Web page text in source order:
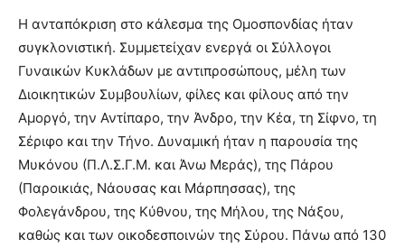
Η ανταπόκριση στο κάλεσμα της Ομοσπονδίας ήταν
συγκλονιστική. Συμμετείχαν ενεργά οι Σύλλογοι
Γυναικών Κυκλάδων με αντιπροσώπους, μέλη των
Διοικητικών Συμβουλίων, φίλες και φίλους από την
Αμοργό, την Αντίπαρο, την Άνδρο, την Κέα, τη Σίφνο, τη
Σέριφο και την Τήνο. Δυναμική ήταν η παρουσία της
Μυκόνου (Π.Λ.Σ.Γ.Μ. και Άνω Μεράς), της Πάρου
(Παροικιάς, Νάουσας και Μάρπησσας), της
Φολεγάνδρου, της Κύθνου, της Μήλου, της Νάξου,
καθώς και των οικοδεσποινών της Σύρου. Πάνω από 130